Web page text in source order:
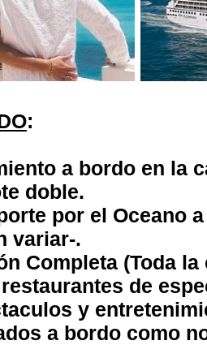
:
a bordo en la
doble.
por el Oceano
variar-.
Completa (Toda
de
y
a bordo como